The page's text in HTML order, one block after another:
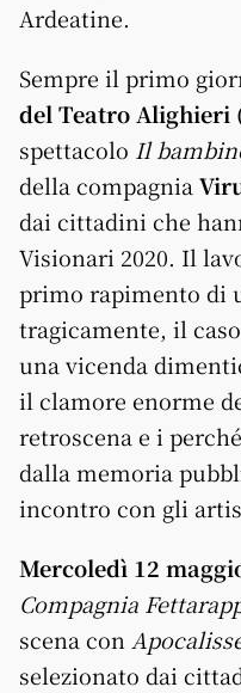
Ardeatine.
Sempre il primo
del Teatro Alighieri
spettacolo Il
della compagnia
dai cittadini che
Visionari 2020. Il
primo rapimento di
tragicamente, il
una vicenda
il clamore enorme
retroscena e i
dalla memoria
incontro con gli
Mercoledì 12
Compagnia
scena con
selezionato dai